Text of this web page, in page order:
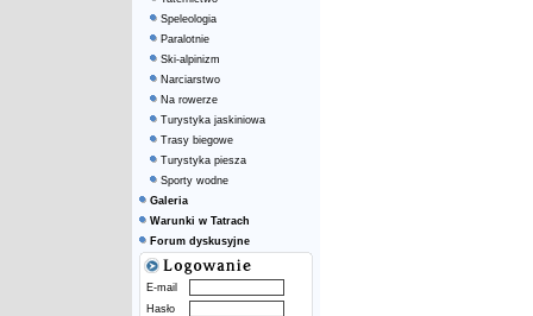
Speleologia
Paralotnie
Ski-alpinizm
Narciarstwo
Na rowerze
Turystyka jaskiniowa
Trasy biegowe
Turystyka piesza
Sporty wodne
Galeria
Warunki w Tatrach
Forum dyskusyjne
E-mail
Hasło